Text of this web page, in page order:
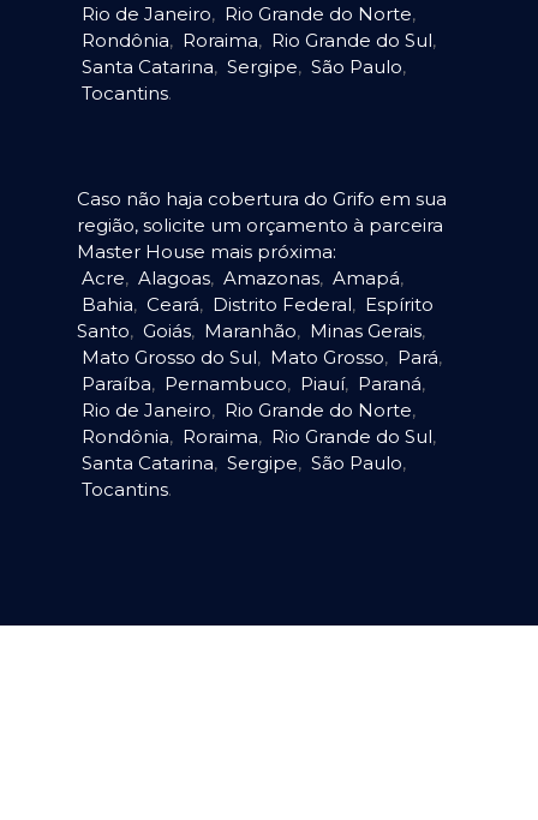
Rio de Janeiro, Rio Grande do Norte,
Rondônia, Roraima, Rio Grande do Sul,
Santa Catarina, Sergipe, São Paulo,
Tocantins.
Caso não haja cobertura do Grifo em sua
região, solicite um orçamento à parceira
Master House mais próxima:
Acre, Alagoas, Amazonas, Amapá,
Bahia, Ceará, Distrito Federal, Espírito
Santo, Goiás, Maranhão, Minas Gerais,
Mato Grosso do Sul, Mato Grosso, Pará,
Paraíba, Pernambuco, Piauí, Paraná,
Rio de Janeiro, Rio Grande do Norte,
Rondônia, Roraima, Rio Grande do Sul,
Santa Catarina, Sergipe, São Paulo,
Tocantins.